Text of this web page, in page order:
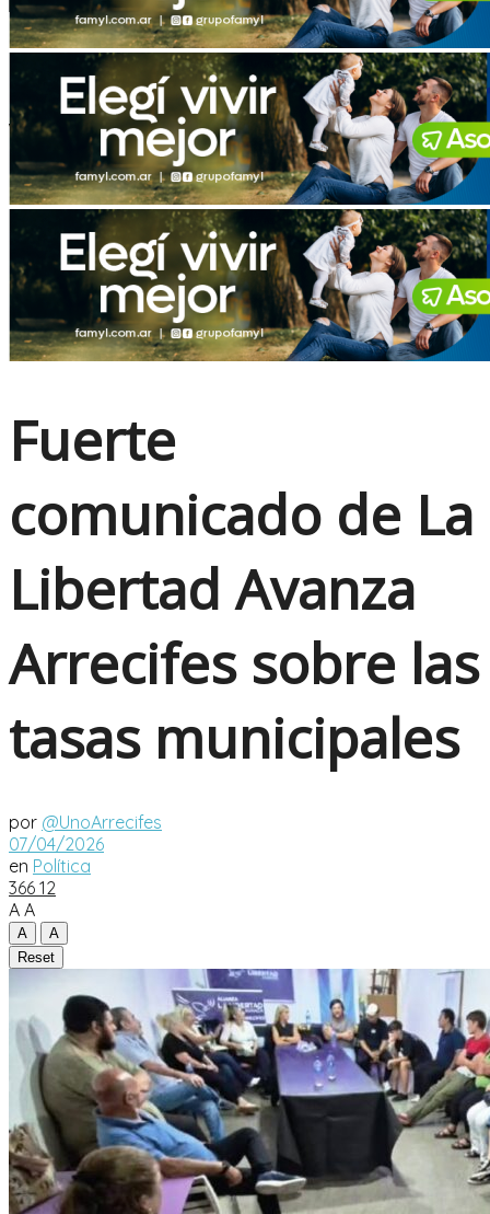
No Result
View All Result
Fuerte
comunicado de La
Libertad Avanza
Arrecifes sobre las
tasas municipales
por @UnoArrecifes
07/04/2026
en Política
366 12
A A
A
A
Reset